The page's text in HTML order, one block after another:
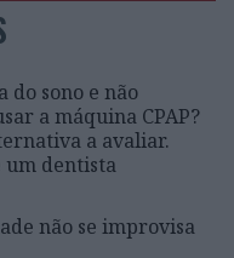
do sono e não
a máquina CPAP?
a avaliar.
um dentista
não se improvisa